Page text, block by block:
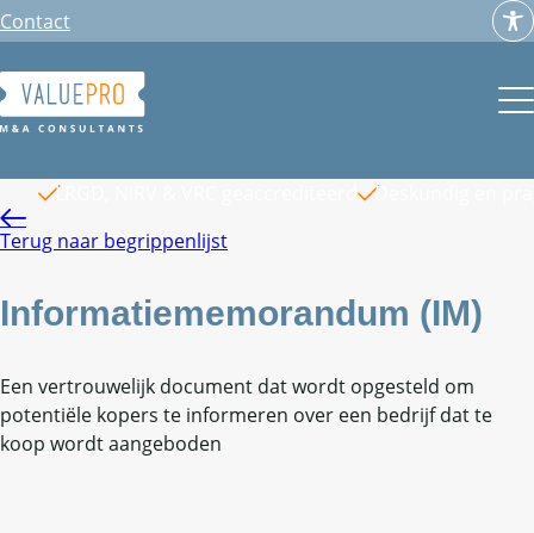
Ga
naar
de
inhoud
Contact
LRGD, NiRV & VRC geaccrediteerd
Deskundig en
Terug naar begrippenlijst
Informatiememorandum (IM)
Een vertrouwelijk document dat wordt opgesteld om
potentiële kopers te informeren over een bedrijf dat te
koop wordt aangeboden